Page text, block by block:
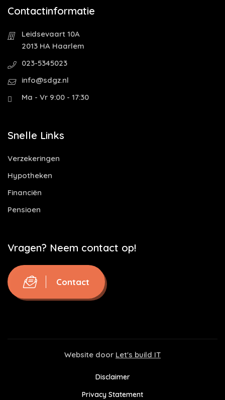
Contactinformatie
Leidsevaart 10A
2013 HA Haarlem
023-5345023
info@sdgz.nl
Ma - Vr 9:00 - 17:30
Snelle Links
Verzekeringen
Hypotheken
Financiën
Pensioen
Vragen? Neem contact op!
Contact
Website door Let's build IT
Disclaimer
Privacy Statement